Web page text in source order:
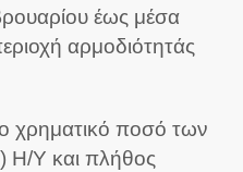
έως μέσα
αρμοδιότητάς
χρηματικό ποσό των
Η/Υ και πλήθος